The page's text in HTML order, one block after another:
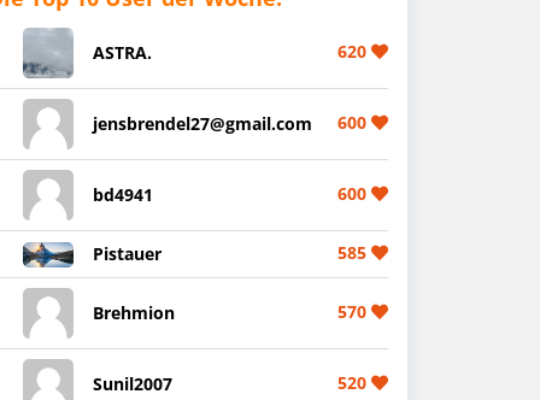
ASTRA. 620
jensbrendel27@gmail.com 600
bd4941 600
Pistauer 585
Brehmion 570
Sunil2007 520